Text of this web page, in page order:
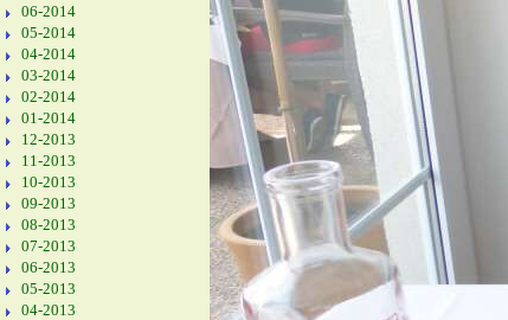
06-2014
05-2014
04-2014
03-2014
02-2014
01-2014
12-2013
11-2013
10-2013
09-2013
08-2013
07-2013
06-2013
05-2013
04-2013